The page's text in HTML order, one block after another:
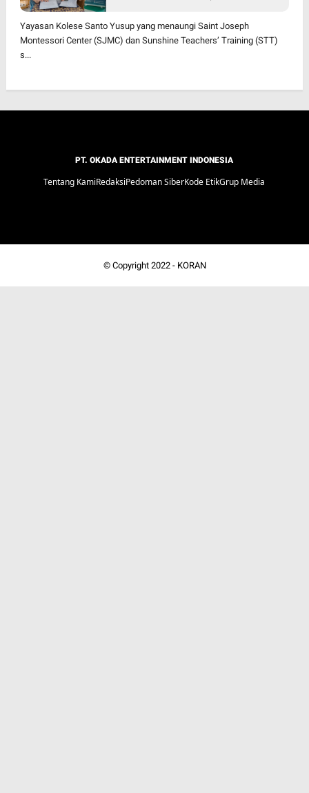
Sama, Luncurkan Program
Diploma Montessori Berjenjang
Pertama di Jawa Timur
Yayasan Kolese Santo Yusup yang menaungi Saint Joseph
Montessori Center (SJMC) dan Sunshine Teachers’ Training (STT)
s...
PT. OKADA ENTERTAINMENT INDONESIA
Tentang KamiRedaksiPedoman SiberKode EtikGrup Media
© Copyright 2022 - KORAN